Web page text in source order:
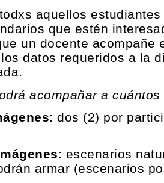
aquellos
que estén
un docente acompañe
datos requeridos a la
acompañar a
: dos (2) por
: escenarios
armar (escenarios